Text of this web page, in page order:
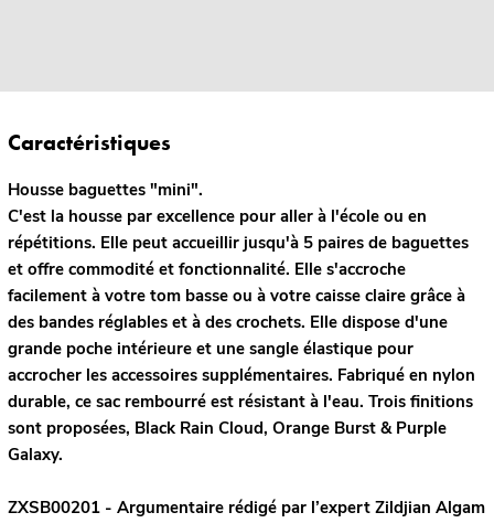
Caractéristiques
Housse baguettes "mini".
C'est la housse par excellence pour aller à l'école ou en
répétitions. Elle peut accueillir jusqu'à 5 paires de baguettes
et offre commodité et fonctionnalité. Elle s'accroche
facilement à votre tom basse ou à votre caisse claire grâce à
des bandes réglables et à des crochets. Elle dispose d'une
grande poche intérieure et une sangle élastique pour
accrocher les accessoires supplémentaires. Fabriqué en nylon
durable, ce sac rembourré est résistant à l'eau. Trois finitions
sont proposées, Black Rain Cloud, Orange Burst & Purple
Galaxy.
ZXSB00201 - Argumentaire rédigé par l’expert Zildjian Algam